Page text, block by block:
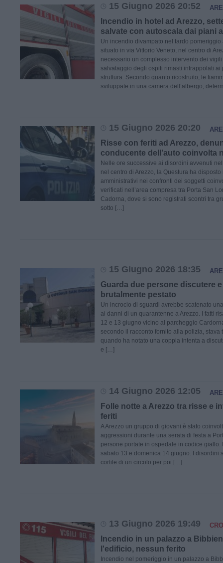
15 Giugno 2026 20:52
Incendio in hotel ad Arezzo,
salvate con autoscala dai piani
Un incendio divampato nel tardo pomeriggio
situato in via Vittorio Veneto, nel centro di
necessario un complesso intervento dei
salvataggio degli ospiti rimasti intrappolati
struttura. Secondo quanto ricostruito, le
sviluppate in una camera dell’albergo,
15 Giugno 2026 20:20
Risse con feriti ad Arezzo,
conducente dell’auto coinvolta
Nelle ore successive ai disordini avvenuti
nel centro di Arezzo, la Questura ha
amministrativi nei confronti dei soggetti
verificati nell’area compresa tra Porta San
Cadorna, dove si sono registrati scontri tra
sotto […]
15 Giugno 2026 18:35
Guarda due persone discutere
brutalmente pestato
Un incrocio di sguardi avrebbe scatenato
ai danni di un quarantenne a Arezzo. I fatti
12 e 13 giugno vicino al parcheggio
secondo il racconto fornito alla polizia, stava
quando ha notato una coppia intenta a
e […]
14 Giugno 2026 12:05
Folle notte a Arezzo tra risse e
feriti
A Arezzo un gruppo di giovani è stato
aggressioni durante una serata di festa a
persone portate in ospedale in codice giallo.
sabato 13 e domenica 14 giugno. I disordini
cortile di un circolo per poi […]
13 Giugno 2026 19:49
Incendio in un palazzo a
l'edificio, nessun ferito
Incendio nel pomeriggio in un palazzo a